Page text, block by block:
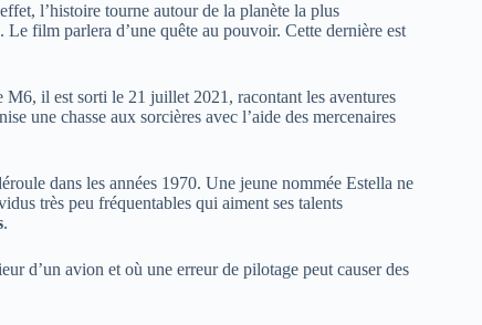
l’histoire tourne autour de la planète la plus
film parlera d’une quête au pouvoir. Cette dernière est
il est sorti le 21 juillet 2021, racontant les aventures
une chasse aux sorcières avec l’aide des mercenaires
dans les années 1970. Une jeune nommée Estella ne
très peu fréquentables qui aiment ses talents
.
d’un avion et où une erreur de pilotage peut causer des